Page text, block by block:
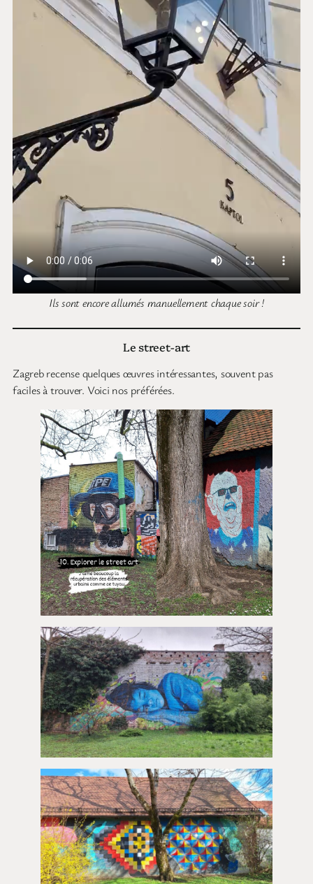
Ils sont encore allumés manuellement chaque soir !
Le street-art
Zagreb recense quelques œuvres intéressantes, souvent pas
faciles à trouver. Voici nos préférées.